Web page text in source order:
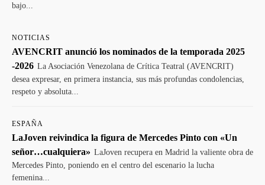
bajo...
NOTICIAS
AVENCRIT anunció los nominados de la temporada 2025
-2026 La Asociación Venezolana de Crítica Teatral (AVENCRIT)
desea expresar, en primera instancia, sus más profundas condolencias,
respeto y absoluta...
ESPAÑA
LaJoven reivindica la figura de Mercedes Pinto con «Un
señor…cualquiera» LaJoven recupera en Madrid la valiente obra de
Mercedes Pinto, poniendo en el centro del escenario la lucha
femenina...